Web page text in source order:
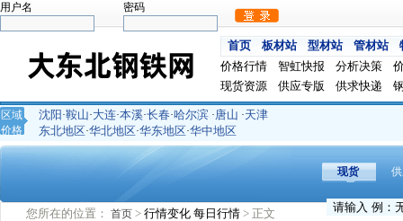
用户名 密码
首页 板材站 型材站 管材站
价格行情
智虹快报 分析决策
现货资源
供应专版 供求快递
区域
价格
沈阳 ·鞍山·大连·本溪·长春·哈尔滨 ·唐山 ·天津
东北地区·华北地区·华东地区·华中地区
现货
您所在的位置： 首页 > 行情变化 每日行情 > 正文